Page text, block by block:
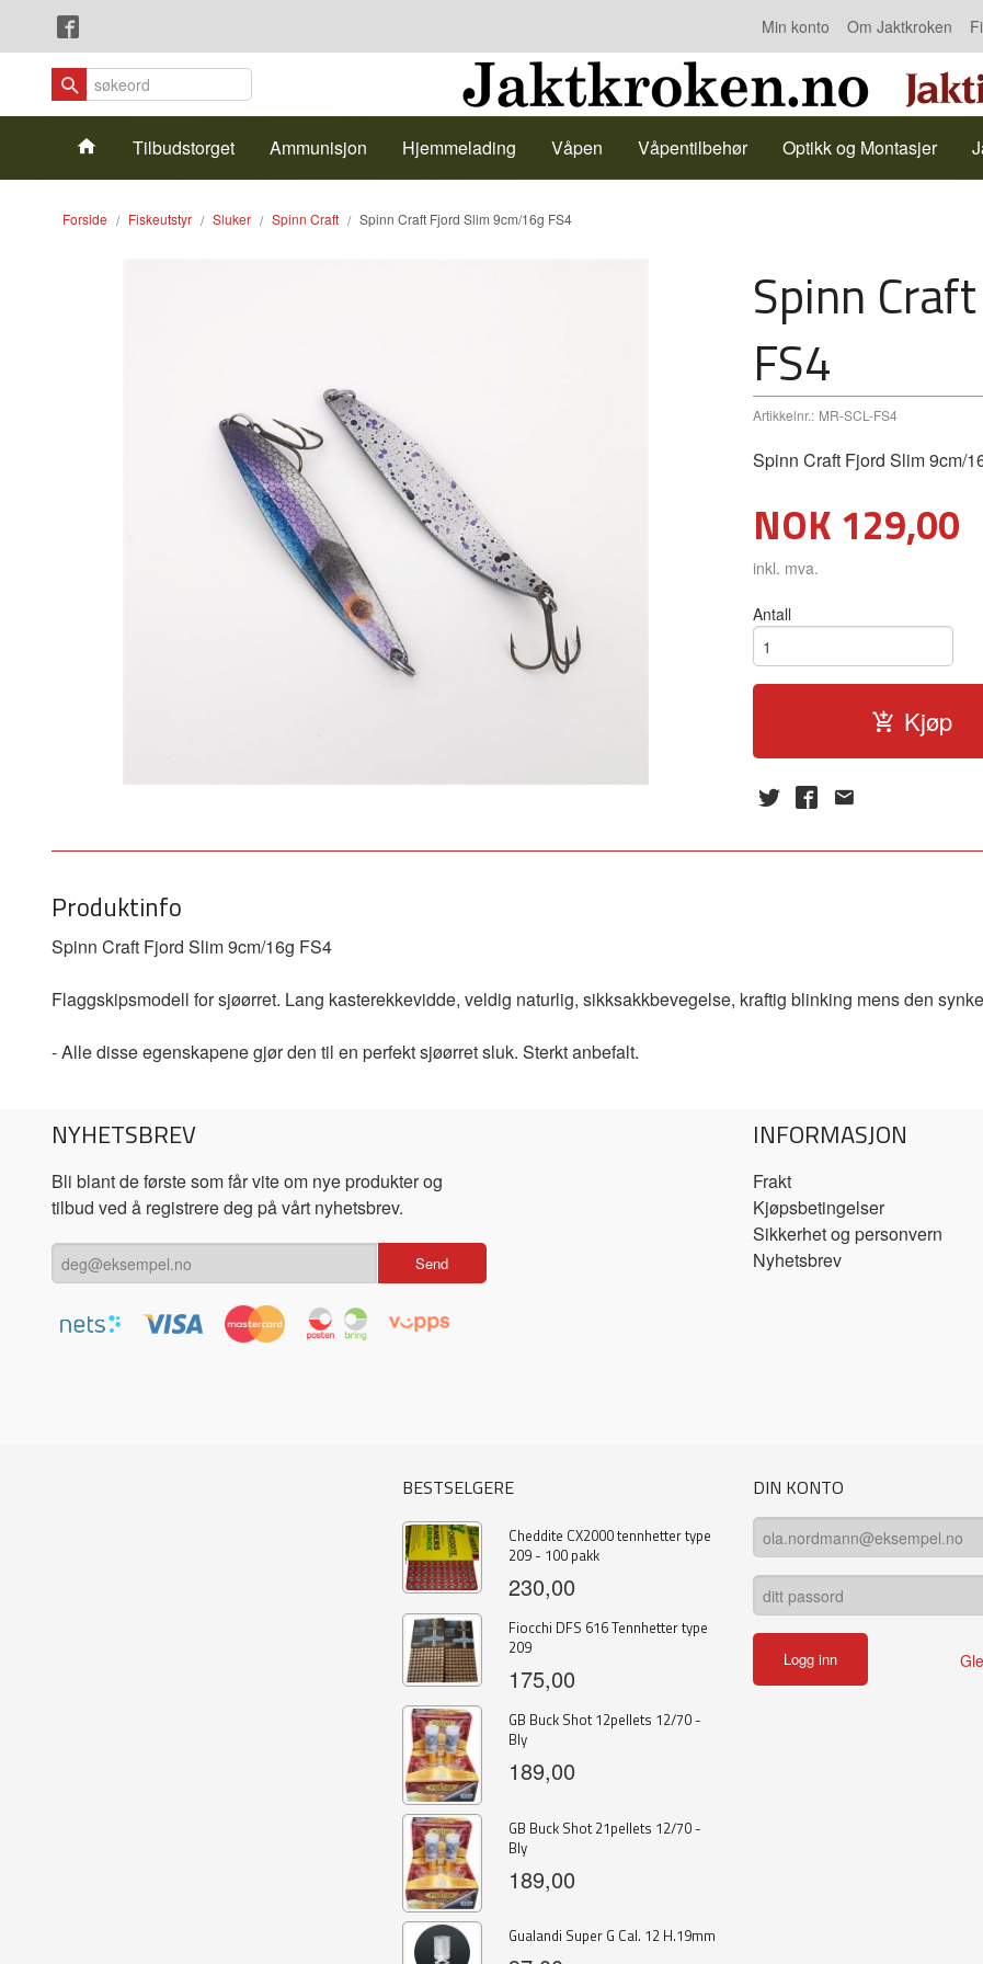
innholdet
Min konto Om Jaktkroken
Kontakt oss
ProdukterTilbudstorget Ammunisjon Hjemmelading Våpen Våpentilbehør Optikk og Montasjer
Forside Fiskeutstyr Sluker Spinn Craft Spinn Craft Fjord Slim 9cm/16g FS4
Spinn
FS4
Artikkelnr.: MR-SCL-FS4
Spinn Craft Fjord Slim 9cm/
Pris
NOK 129,00
inkl. mva.
Antall
Kjøp
Produktinfo
Spinn Craft Fjord Slim 9cm/16g FS4
Flaggskipsmodell for sjøørret. Lang kasterekkevidde, veldig naturlig, sikksakkbevegelse, kraftig blinking mens den
- Alle disse egenskapene gjør den til en perfekt sjøørret sluk. Sterkt anbefalt.
NYHETSBREV
Bli blant de første som får vite om nye produkter og
tilbud ved å registrere deg på vårt nyhetsbrev.
INFORMASJON
Frakt
Kjøpsbetingelser
Sikkerhet og personvern
Nyhetsbrev
BESTSELGERE
Cheddite CX2000 tennhetter type
209 - 100 pakk
230,00
Fiocchi DFS 616 Tennhetter type
209
175,00
GB Buck Shot 12pellets 12/70 -
Bly
189,00
GB Buck Shot 21pellets 12/70 -
Bly
189,00
Gualandi Super G Cal. 12 H.19mm
DIN KONTO